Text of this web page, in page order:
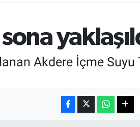
Akdere İçme Suyu